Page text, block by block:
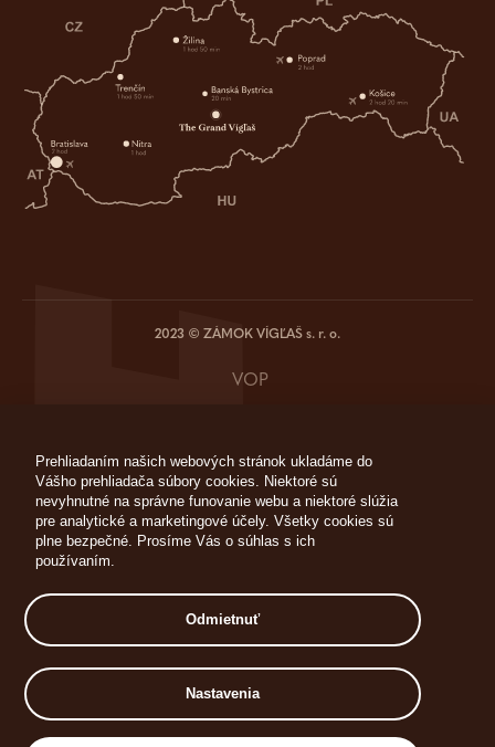
2023 © ZÁMOK VÍGĽAŠ s. r. o.
VOP
Cookies
Ubytovací poriadok
Realizácia
Prehliadaním našich webových stránok ukladáme do
Vášho prehliadača súbory cookies. Niektoré sú
nevyhnutné na správne funovanie webu a niektoré slúžia
pre analytické a marketingové účely. Všetky cookies sú
plne bezpečné. Prosíme Vás o súhlas s ich
používaním.
Odmietnuť
Nastavenia